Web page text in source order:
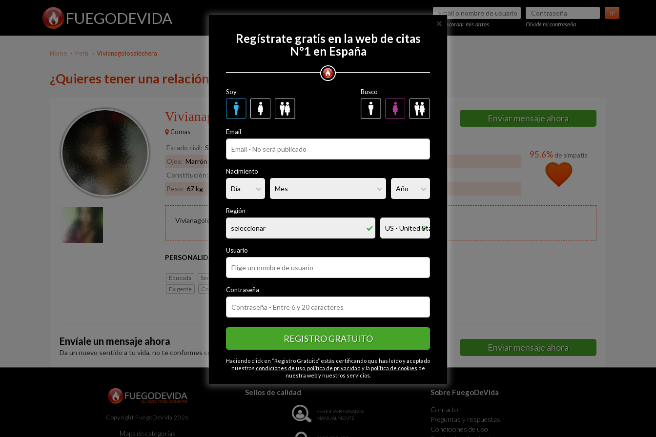
FUEGODEVIDA Ir
Recordar mis datos Olvidé mi contraseña
Regístrate gratis
Home Perú Vivianagolosalechera
¿Quieres tener una relación con Vivianagolosalechera?
Vivianagolosalechera35 años
Comas
Enviar mensaje ahora
Estado civil: Soltera
Ojos: Marrón Pelo: Castaña
Constitución:
Normal
Peso: 67 kg
95.6% de simpatía
Vivianagolosalechera aún no se ha descrito
PERSONALIDAD
Educada Simpática Romántica Segura Optimista
Abierta
Exigente
Conservadora Honesta
CATEGORÍAS
Contactos en Comas
Envíale un mensaje ahora
Da un nuevo sentido a tu vida, no te conformes con la monotonía. Enviar mensaje ahora
×
Regístrate gratis en la web de citas
Nº1 en España
Soy Busco
Email
Nacimiento
Región
Usuario
Contraseña
REGISTRO GRATUITO
Haciendo click en “Registro Gratuito” estás certificando que has leído y aceptado
nuestras condiciones de uso, política de privacidad y la política de cookies de
nuestra web y nuestros servicios.
Copyright FuegoDeVida 2026
Mapa de categorías
Sellos de calidad
PERFILES REVISADOS
MANUALMENTE
Sobre FuegoDeVida
Contacto
Preguntas y respuestas
Condiciones de uso